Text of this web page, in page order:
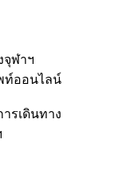
จุฬาฯ
ท์ออนไลน์
รเดินทาง